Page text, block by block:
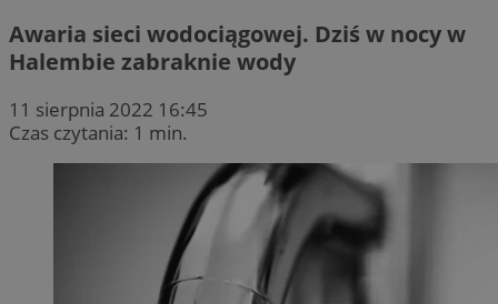
Awaria sieci wodociągowej. Dziś w nocy w
Halembie zabraknie wody
11 sierpnia 2022 16:45
Czas czytania: 1 min.